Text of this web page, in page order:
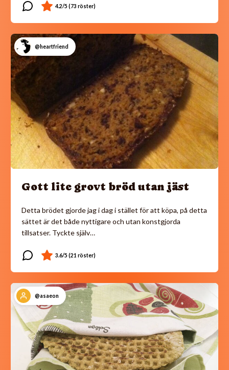
@heartfriend
Gott lite grovt bröd utan jäst
Detta brödet gjorde jag i dag i stället för att köpa, på detta
sättet är det både nyttigare och utan konstgjorda
tillsatser. Tyckte själv…
@asaeon